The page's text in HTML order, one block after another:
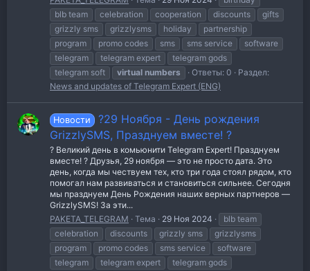
blb team
celebration cooperation discounts
gifts
grizzly sms
grizzlysms holiday
partnership
program
promo codes sms sms service
software
telegram
telegram expert
telegram gods
telegram soft
virtual numbers Ответы: 0
Раздел:
News and updates of Telegram Expert (ENG)
Новости
?29 Ноября - День рождения
GrizzlySMS, Празднуем вместе! ?
? Великий день в комьюнити Telegram Expert! Празднуем
вместе! ? Друзья, 29 ноября — это не просто дата. Это
день, когда мы чествуем тех, кто три года стоял рядом, кто
помогал нам развиваться и становиться сильнее. Сегодня
мы празднуем День Рождения наших верных партнеров —
GrizzlySMS! За эти...
PAKETA_TELEGRAM
Тема 29 Ноя 2024
blb team
celebration
discounts grizzly sms
grizzlysms
program
promo codes sms service
software
telegram
telegram expert
telegram gods